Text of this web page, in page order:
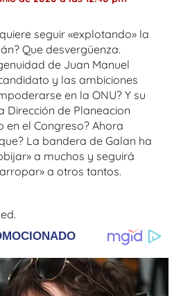
seguir «explotando» la
Que desvergüenza.
de Juan Manuel
y las ambiciones
en la ONU? Y su
Dirección de Planeacion
en el Congreso? Ahora
La bandera de Galan ha
a muchos y seguirá
a otros tantos.